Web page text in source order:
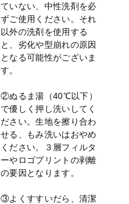
ていない、中性洗剤を必
ずご使用ください。それ
以外の洗剤を使用する
と、劣化や型崩れの原因
となる可能性がございま
す。
②ぬるま湯（40℃以下）
で優しく押し洗いしてく
ださい。生地を擦り合わ
せる、もみ洗いはおやめ
ください。３層フィルタ
ーやロゴプリントの剥離
の要因となります。
③よくすすいだら、清潔